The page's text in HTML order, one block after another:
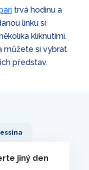
trvá hodinu a
linku si
kliknutími.
můžete si vybrat
představ.
jiný den